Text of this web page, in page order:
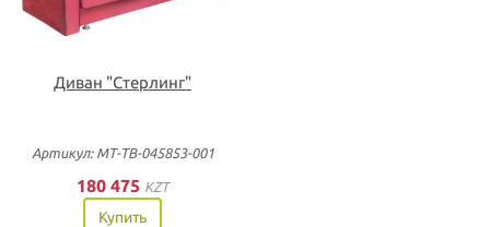
Диван "Стерлинг"
Артикул: МТ-ТВ-045853-001
180 475 KZT
Купить